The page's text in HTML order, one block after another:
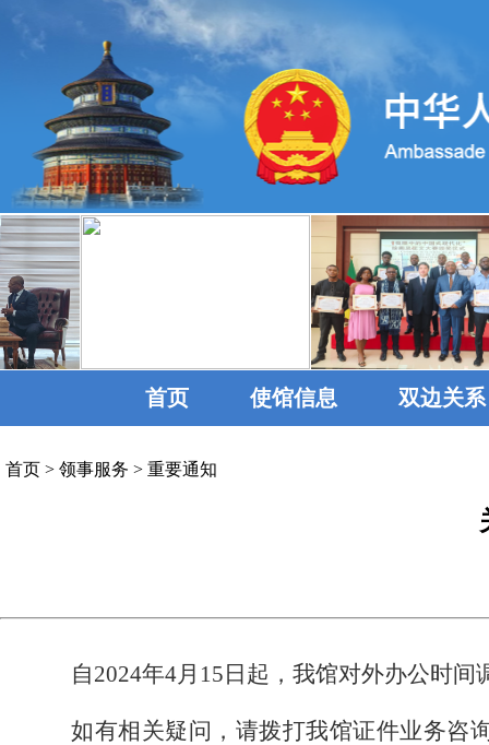
首页 使馆信息 双边关系
首页 > 领事服务 > 重要通知
自2024年4月 15 日起，我馆对外办公时间
如有相关疑问，请拨打我馆证件业务咨